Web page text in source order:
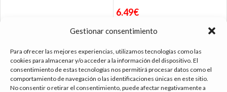
Gestionar consentimiento
Para ofrecer las mejores experiencias, utilizamos tecnologías como las
cookies para almacenar y/o acceder a la información del dispositivo. El
consentimiento de estas tecnologías nos permitirá procesar datos como el
comportamiento de navegación o las identificaciones únicas en este sitio.
No consentir o retirar el consentimiento, puede afectar negativamente a
6.49€
tienda vapeo málaga